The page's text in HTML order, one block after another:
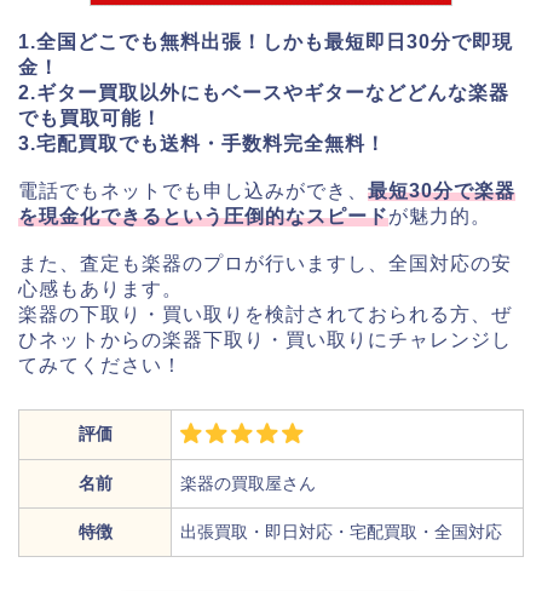
1.全国どこでも無料出張！しかも最短即日30分で即現
金！
2.ギター買取以外にもベースやギターなどどんな楽器
でも買取可能！
3.宅配買取でも送料・手数料完全無料！
電話でもネットでも申し込みができ、 最短30分で楽器
を現金化できるという圧倒的なスピードが魅力的。
また、査定も楽器のプロが行いますし、全国対応の安
心感もあります。
楽器の下取り・買い取りを検討されておられる方、ぜ
ひネットからの楽器下取り・買い取りにチャレンジし
てみてください！
評価
名前 楽器の買取屋さん
特徴 出張買取・即日対応・宅配買取・全国対応